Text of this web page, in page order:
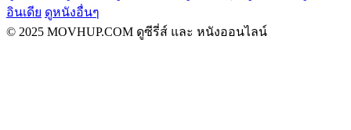
อินเดีย ดูหนังอื่นๆ
© 2025 MOVHUP.COM ดูซีรี่ส์ และ หนังออนไลน์